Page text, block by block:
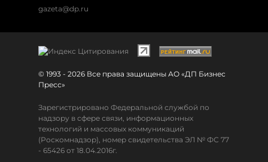
gazeta@dp.ru
© 1993 - 2026 Все права защищены АО «ДП Бизнес
Пресс»
Зарегистрировано Федеральной службой по
надзору в сфере связи, информационных
технологий и массовых коммуникаций
(Роскомнадзор), номер свидетельства ЭЛ № ФС 77
- 65426 от 18.04.2016г.